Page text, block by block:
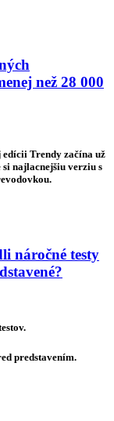
než 28 000
edícii Trendy začína už
si najlacnejšiu verziu s
náročné testy
predstavením.